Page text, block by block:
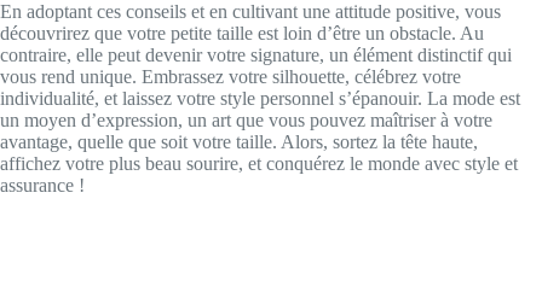
En adoptant ces conseils et en cultivant une attitude positive, vous
découvrirez que votre petite taille est loin d’être un obstacle. Au
contraire, elle peut devenir votre signature, un élément distinctif qui
vous rend unique. Embrassez votre silhouette, célébrez votre
individualité, et laissez votre style personnel s’épanouir. La mode est
un moyen d’expression, un art que vous pouvez maîtriser à votre
avantage, quelle que soit votre taille. Alors, sortez la tête haute,
affichez votre plus beau sourire, et conquérez le monde avec style et
assurance !